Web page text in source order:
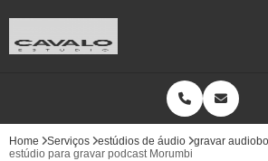
Home Serviços estúdios de áudio
gravar
estúdio para gravar podcast Morumbi